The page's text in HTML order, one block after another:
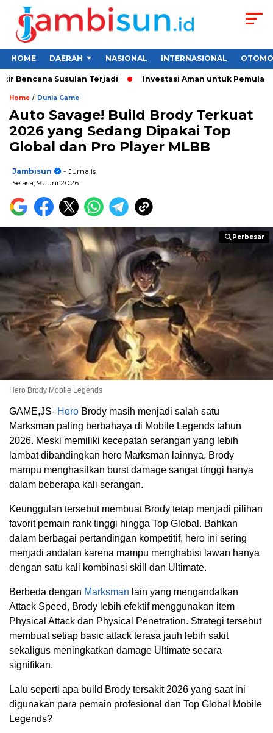
HOME DAERAH NASIONAL INTERNASIONAL
Susulan Terjadi Investasi Aman untuk Pemula 2026:
Home / Dunia Game
Auto Savage! Build Brody Terkuat
2026 yang Sedang Dipakai Top
Global dan Pro Player MLBB
Jambisun
- Jurnalis
Selasa, 9 Juni 2026
Perbesar
Perbesar
Hero Brody Mobile Legends
GAME,JS- Hero Brody masih menjadi salah satu
Marksman paling berbahaya di Mobile Legends tahun
2026. Meski memiliki kecepatan serangan yang lebih
lambat dibandingkan hero Marksman lainnya, Brody
mampu menghasilkan burst damage sangat tinggi hanya
dalam beberapa kali serangan.
Keunggulan tersebut membuat Brody tetap menjadi pilihan
favorit pemain rank tinggi hingga Top Global. Bahkan
dalam berbagai pertandingan kompetitif, hero ini sering
menjadi andalan karena mampu menghabisi lawan hanya
dengan satu kali kombinasi skill dan Ultimate.
Berbeda dengan Marksman lain yang mengandalkan
Attack Speed, Brody lebih efektif menggunakan item
Physical Attack dan Physical Penetration. Strategi tersebut
membuat setiap basic attack terasa jauh lebih sakit
sekaligus meningkatkan damage Ultimate secara
signifikan.
Lalu seperti apa build Brody tersakit 2026 yang saat ini
digunakan para pemain profesional dan Top Global Mobile
Legends?